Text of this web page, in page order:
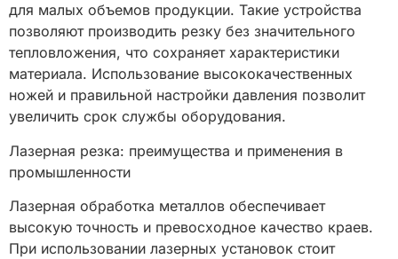
для малых объемов продукции. Такие устройства
позволяют производить резку без значительного
тепловложения, что сохраняет характеристики
материала. Использование высококачественных
ножей и правильной настройки давления позволит
увеличить срок службы оборудования.
Лазерная резка: преимущества и применения в
промышленности
Лазерная обработка металлов обеспечивает
высокую точность и превосходное качество краев.
При использовании лазерных установок стоит